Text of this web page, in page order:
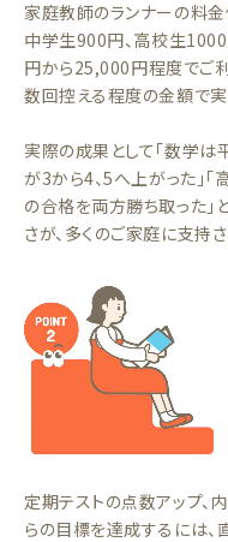
家庭教師のランナーの料金
中学生900円、高校生
円から25,000円程度でご
数回控える程度の金額で実
実際の成果として「数学は
が3から4、5へ上がった」
の合格を両方勝ち取った」
さが、多くのご家庭に支持
定期テストの点数アップ、
らの目標を達成するには